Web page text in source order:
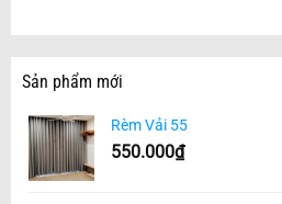
Sản phẩm mới
Rèm Vải 55
550.000₫